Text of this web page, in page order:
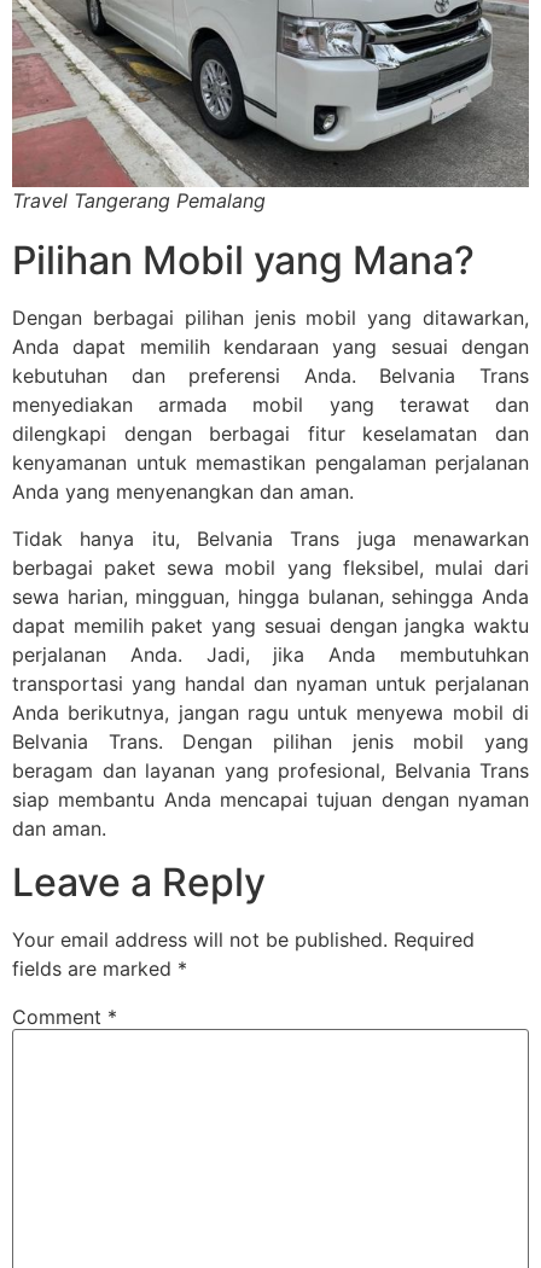
Travel Tangerang Pemalang
Pilihan Mobil yang Mana?
Dengan berbagai pilihan jenis mobil yang ditawarkan,
Anda dapat memilih kendaraan yang sesuai dengan
kebutuhan dan preferensi Anda. Belvania Trans
menyediakan armada mobil yang terawat dan
dilengkapi dengan berbagai fitur keselamatan dan
kenyamanan untuk memastikan pengalaman perjalanan
Anda yang menyenangkan dan aman.
Tidak hanya itu, Belvania Trans juga menawarkan
berbagai paket sewa mobil yang fleksibel, mulai dari
sewa harian, mingguan, hingga bulanan, sehingga Anda
dapat memilih paket yang sesuai dengan jangka waktu
perjalanan Anda. Jadi, jika Anda membutuhkan
transportasi yang handal dan nyaman untuk perjalanan
Anda berikutnya, jangan ragu untuk menyewa mobil di
Belvania Trans. Dengan pilihan jenis mobil yang
beragam dan layanan yang profesional, Belvania Trans
siap membantu Anda mencapai tujuan dengan nyaman
dan aman.
Leave a Reply
Your email address will not be published. Required
fields are marked *
Comment *